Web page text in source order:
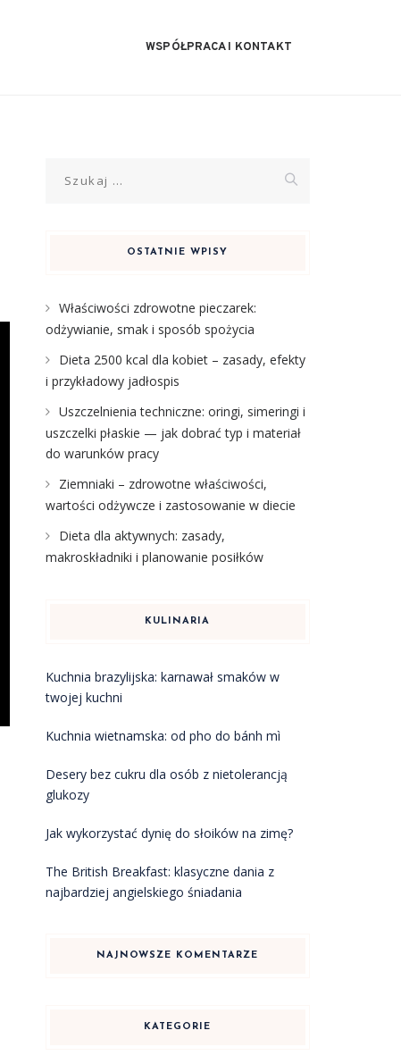
WSPÓŁPRACA I KONTAKT
OSTATNIE WPISY
Właściwości zdrowotne pieczarek:
odżywianie, smak i sposób spożycia
Dieta 2500 kcal dla kobiet – zasady, efekty
i przykładowy jadłospis
Uszczelnienia techniczne: oringi, simeringi i
uszczelki płaskie — jak dobrać typ i materiał
do warunków pracy
Ziemniaki – zdrowotne właściwości,
wartości odżywcze i zastosowanie w diecie
Dieta dla aktywnych: zasady,
makroskładniki i planowanie posiłków
KULINARIA
Kuchnia brazylijska: karnawał smaków w
twojej kuchni
Kuchnia wietnamska: od pho do bánh mì
Desery bez cukru dla osób z nietolerancją
glukozy
Jak wykorzystać dynię do słoików na zimę?
The British Breakfast: klasyczne dania z
najbardziej angielskiego śniadania
NAJNOWSZE KOMENTARZE
KATEGORIE